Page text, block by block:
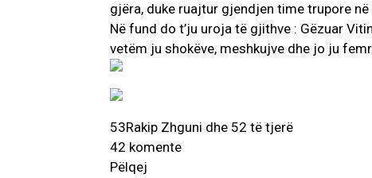
gjëra, duke ruajtur gjendjen time trupore
Në fund do t’ju uroja të gjithve : Gëzuar
vetëm ju shokëve, meshkujve dhe jo ju
53Rakip Zhguni dhe 52 të tjerë
42 komente
Pëlqej